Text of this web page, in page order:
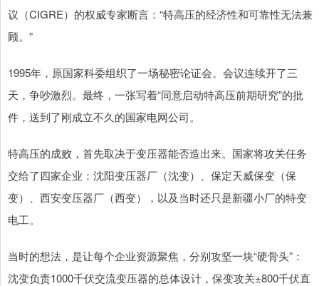
议（CIGRE）的权威专家断言：“特高压的经济性和可靠性无法兼
顾。”
1995年，原国家科委组织了一场秘密论证会。会议连续开了三
天，争吵激烈。最终，一张写着“同意启动特高压前期研究”的批
件，送到了刚成立不久的国家电网公司。
特高压的成败，首先取决于变压器能否造出来。国家将攻关任务
交给了四家企业：沈阳变压器厂（沈变）、保定天威保变（保
变）、西安变压器厂（西变），以及当时还只是新疆小厂的特变
电工。
当时的想法，是让每个企业资源聚焦，分别攻坚一块“硬骨头”：
沈变负责1000千伏交流变压器的总体设计，保变攻关±800千伏直